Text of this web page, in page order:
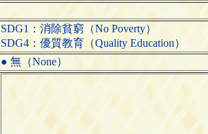
SDG1：消除貧窮（No Poverty）
SDG4：優質教育（Quality Education）
● 無（None）